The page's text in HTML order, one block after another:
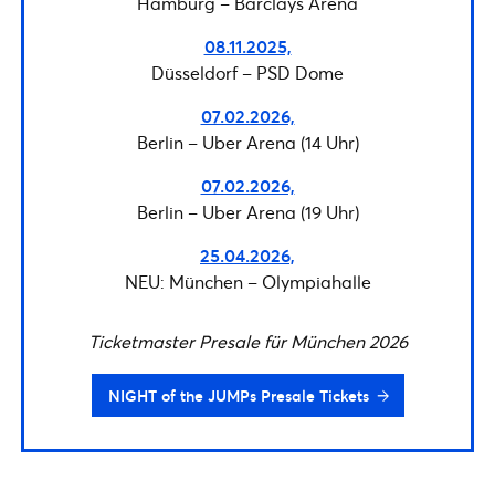
08.11.2025,
Düsseldorf – PSD Dome
07.02.2026,
Berlin – Uber Arena (14 Uhr)
07.02.2026,
Berlin – Uber Arena (19 Uhr)
25.04.2026,
NEU: München – Olympiahalle
Ticketmaster Presale für München 2026
NIGHT of the JUMPs Presale Tickets